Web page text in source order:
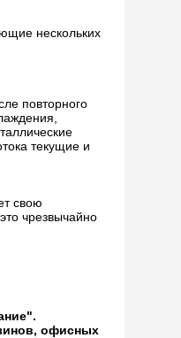
нескольких
повторного
текущие и
свою
чрезвычайно
офисных